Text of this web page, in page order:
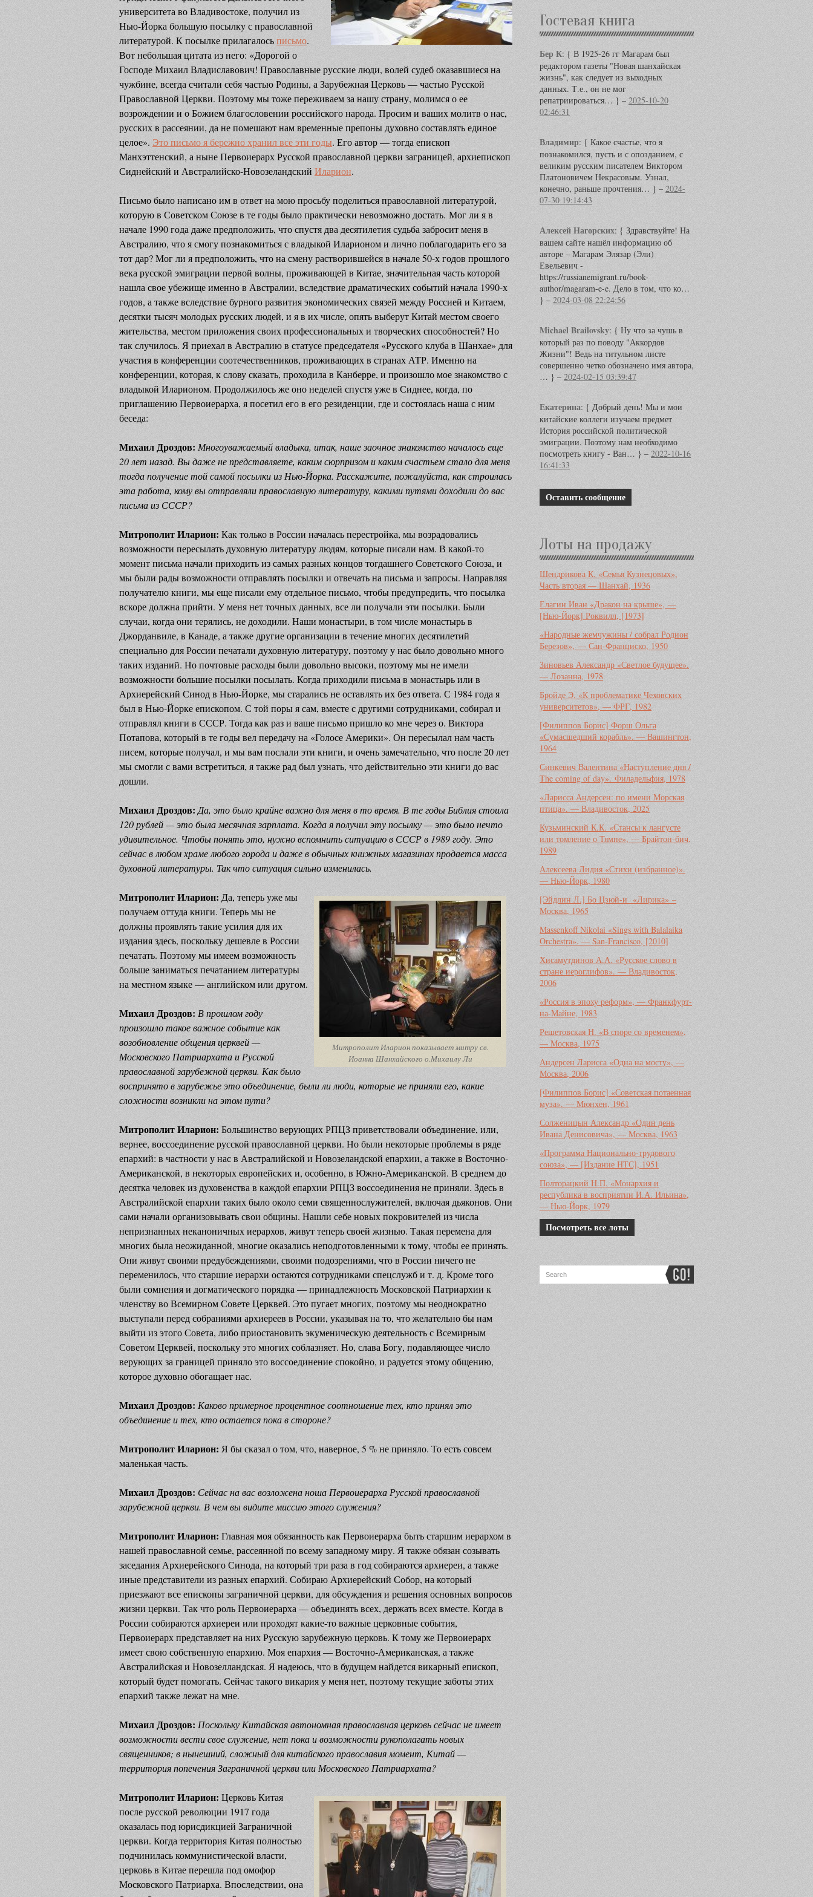
университета во Владивостоке, получил из
Нью-Йорка большую посылку с православной
литературой. К посылке прилагалосьписьмо.
Вот небольшая цитата из него: «Дорогой о
Господе Михаил Владиславович! Православные русские люди, волей судеб оказавшиеся на
чужбине, всегда считали себя частью Родины, а Зарубежная Церковь — частью Русской
Православной Церкви. Поэтому мы тоже переживаем за нашу страну, молимся о ее
возрождении и о Божием благословении российского народа. Просим и ваших молитв о нас,
русских в рассеянии, да не помешают нам временные препоны духовно составлять единое
целое». Это письмо я бережно хранил все эти годы. Его автор — тогда епископ
Манхэттенский, а ныне Первоиерарх Русской православной церкви заграницей, архиепископ
Сиднейский и Австралийско-Новозеландский Иларион.
Письмо было написано им в ответ на мою просьбу поделиться православной литературой,
которую в Советском Союзе в те годы было практически невозможно достать. Мог ли я в
начале 1990 года даже предположить, что спустя два десятилетия судьба забросит меня в
Австралию, что я смогу познакомиться с владыкой Иларионом и лично поблагодарить его за
тот дар? Мог ли я предположить, что на смену растворившейся в начале 50-х годов прошлого
века русской эмиграции первой волны, проживающей в Китае, значительная часть которой
нашла свое убежище именно в Австралии, вследствие драматических событий начала 1990-х
годов, а также вследствие бурного развития экономических связей между Россией и Китаем,
десятки тысяч молодых русских людей, и я в их числе, опять выберут Китай местом своего
жительства, местом приложения своих профессиональных и творческих способностей? Но
так случилось. Я приехал в Австралию в статусе председателя «Русского клуба в Шанхае» для
участия в конференции соотечественников, проживающих в странах АТР. Именно на
конференции, которая, к слову сказать, проходила в Канберре, и произошло мое знакомство с
владыкой Иларионом. Продолжилось же оно неделей спустя уже в Сиднее, когда, по
приглашению Первоиерарха, я посетил его в его резиденции, где и состоялась наша с ним
беседа:
Михаил Дроздов: Многоуважаемый владыка, итак, наше заочное знакомство началось еще
20 лет назад. Вы даже не представляете, каким сюрпризом и каким счастьем стало для меня
тогда получение той самой посылки из Нью-Йорка. Расскажите, пожалуйста, как строилась
эта работа, кому вы отправляли православную литературу, какими путями доходили до вас
письма из СССР?
Митрополит Иларион: Как только в России началась перестройка, мы возрадовались
возможности пересылать духовную литературу людям, которые писали нам. В какой-то
момент письма начали приходить из самых разных концов тогдашнего Советского Союза, и
мы были рады возможности отправлять посылки и отвечать на письма и запросы. Направляя
получателю книги, мы еще писали ему отдельное письмо, чтобы предупредить, что посылка
вскоре должна прийти. У меня нет точных данных, все ли получали эти посылки. Были
случаи, когда они терялись, не доходили. Наши монастыри, в том числе монастырь в
Джорданвиле, в Канаде, а также другие организации в течение многих десятилетий
специально для России печатали духовную литературу, поэтому у нас было довольно много
таких изданий. Но почтовые расходы были довольно высоки, поэтому мы не имели
возможности большие посылки посылать. Когда приходили письма в монастырь или в
Архиерейский Синод в Нью-Йорке, мы старались не оставлять их без ответа. С 1984 года я
был в Нью-Йорке епископом. С той поры я сам, вместе с другими сотрудниками, собирал и
отправлял книги в СССР. Тогда как раз и ваше письмо пришло ко мне через о. Виктора
Потапова, который в те годы вел передачу на «Голосе Америки». Он пересылал нам часть
писем, которые получал, и мы вам послали эти книги, и очень замечательно, что после 20 лет
мы смогли с вами встретиться, я также рад был узнать, что действительно эти книги до вас
дошли.
Михаил Дроздов: Да, это было крайне важно для меня в то время. В те годы Библия стоила
120 рублей — это была месячная зарплата. Когда я получил эту посылку — это было нечто
удивительное. Чтобы понять это, нужно вспомнить ситуацию в СССР в 1989 году. Это
сейчас в любом храме любого города и даже в обычных книжных магазинах продается масса
духовной литературы. Так что ситуация сильно изменилась.
Митрополит Иларион показывает митру св.
Иоанна Шанхайского о.Михаилу Ли
Митрополит Иларион: Да, теперь уже мы
получаем оттуда книги. Теперь мы не
должны проявлять такие усилия для их
издания здесь, поскольку дешевле в России
печатать. Поэтому мы имеем возможность
больше заниматься печатанием литературы
на местном языке — английском или другом.
Михаил Дроздов: В прошлом году
произошло такое важное событие как
возобновление общения церквей —
Московского Патриархата и Русской
православной зарубежной церкви. Как было
воспринято в зарубежье это объединение, были ли люди, которые не приняли его, какие
сложности возникли на этом пути?
Митрополит Иларион: Большинство верующих РПЦЗ приветствовали объединение, или,
вернее, воссоединение русской православной церкви. Но были некоторые проблемы в ряде
епархий: в частности у нас в Австралийской и Новозеландской епархии, а также в Восточно-
Американской, в некоторых европейских и, особенно, в Южно-Американской. В среднем до
десятка человек из духовенства в каждой епархии РПЦЗ воссоединения не приняли. Здесь в
Австралийской епархии таких было около семи священнослужителей, включая дьяконов. Они
сами начали организовывать свои общины. Нашли себе новых покровителей из числа
непризнанных неканоничных иерархов, живут теперь своей жизнью. Такая перемена для
многих была неожиданной, многие оказались неподготовленными к тому, чтобы ее принять.
Они живут своими предубеждениями, своими подозрениями, что в России ничего не
переменилось, что старшие иерархи остаются сотрудниками спецслужб и т. д. Кроме того
были сомнения и догматического порядка — принадлежность Московской Патриархии к
членству во Всемирном Совете Церквей. Это пугает многих, поэтому мы неоднократно
выступали перед собраниями архиереев в России, указывая на то, что желательно бы нам
выйти из этого Совета, либо приостановить экуменическую деятельность с Всемирным
Советом Церквей, поскольку это многих соблазняет. Но, слава Богу, подавляющее число
верующих за границей приняло это воссоединение спокойно, и радуется этому общению,
которое духовно обогащает нас.
Михаил Дроздов: Каково примерное процентное соотношение тех, кто принял это
объединение и тех, кто остается пока в стороне?
Митрополит Иларион: Я бы сказал о том, что, наверное, 5 % не приняло. То есть совсем
маленькая часть.
Михаил Дроздов: Сейчас на вас возложена ноша Первоиерарха Русской православной
зарубежной церкви. В чем вы видите миссию этого служения?
Митрополит Иларион: Главная моя обязанность как Первоиерарха быть старшим иерархом в
нашей православной семье, рассеянной по всему западному миру. Я также обязан созывать
заседания Архиерейского Синода, на который три раза в год собираются архиереи, а также
иные представители из разных епархий. Собираю Архиерейский Собор, на который
приезжают все епископы заграничной церкви, для обсуждения и решения основных вопросов
жизни церкви. Так что роль Первоиерарха — объединять всех, держать всех вместе. Когда в
России собираются архиереи или проходят какие-то важные церковные события,
Первоиерарх представляет на них Русскую зарубежную церковь. К тому же Первоиерарх
имеет свою собственную епархию. Моя епархия — Восточно-Американская, а также
Австралийская и Новозелландская. Я надеюсь, что в будущем найдется викарный епископ,
который будет помогать. Сейчас такого викария у меня нет, поэтому текущие заботы этих
епархий также лежат на мне.
Михаил Дроздов: Поскольку Китайская автономная православная церковь сейчас не имеет
возможности вести свое служение, нет пока и возможности рукополагать новых
священников; в нынешний, сложный для китайского православия момент, Китай —
территория попечения Заграничной церкви или Московского Патриархата?
Митрополит Иларион: Церковь Китая
после русской революции 1917 года
оказалась под юрисдикцией Заграничной
церкви. Когда территория Китая полностью
подчинилась коммунистической власти,
церковь в Китае перешла под омофор
Московского Патриарха. Впоследствии, она
Гостевая книга
Бер К: { В 1925-26 гг Магарам был
редактором газеты "Новая шанхайская
жизнь", как следует из выходных
данных. Т.е., он не мог
репатриироваться… } – 2025-10-20
02:46:31
Владимир: { Какое счастье, что я
познакомился, пусть и с опозданием, с
великим русским писателем Виктором
Платоновичем Некрасовым. Узнал,
конечно, раньше прочтения… } – 2024-
07-30 19:14:43
Алексей Нагорских: { Здравствуйте! На
вашем сайте нашёл информацию об
авторе – Магарам Элязар (Эли)
Евельевич -
https://russianemigrant.ru/book-
author/magaram-e-e. Дело в том, что ко…
} – 2024-03-08 22:24:56
Michael Brailovsky: { Ну что за чушь в
который раз по поводу "Аккордов
Жизни"! Ведь на титульном листе
совершенно четко обозначено имя автора,
… } – 2024-02-15 03:39:47
Екатерина: { Добрый день! Мы и мои
китайские коллеги изучаем предмет
История российской политической
эмиграции. Поэтому нам необходимо
посмотреть книгу - Ван… } – 2022-10-16
16:41:33
Оставить сообщение
Лоты на продажу
Шендрикова К. «Семья Кузнецовых»,
Часть вторая — Шанхай, 1936
Елагин Иван «Дракон на крыше», —
[Нью-Йорк] Роквилл, [1973]
«Народные жемчужины / собрал Родион
Березов», — Сан-Франциско, 1950
Зиновьев Александр «Светлое будущее».
— Лозанна, 1978
Бройде Э. «К проблематике Чеховских
университетов», — ФРГ, 1982
[Филиппов Борис] Форш Ольга
«Сумасшедший корабль». — Вашингтон,
1964
Синкевич Валентина «Наступление дня /
The coming of day». Филадельфия, 1978
«Ларисса Андерсен: по имени Морская
птица». — Владивосток, 2025
Кузьминский К.К. «Стансы к лангусте
или томление о Тямпе», — Брайтон-бич,
1989
Алексеева Лидия «Стихи (избранное)».
— Нью-Йорк, 1980
[Эйдлин Л.] Бо Цзюй-и «Лирика» –
Москва, 1965
Massenkoff Nikolai «Sings with Balalaika
Orchestra». — San-Francisco, [2010]
Хисамутдинов А.А. «Русское слово в
стране иероглифов». — Владивосток,
2006
«Россия в эпоху реформ», — Франкфурт-
на-Майне, 1983
Решетовская Н. «В споре со временем»,
— Москва, 1975
Андерсен Ларисса «Одна на мосту», —
Москва, 2006
[Филиппов Борис] «Советская потаенная
муза». — Мюнхен, 1961
Солженицын Александр «Один день
Ивана Денисовича», — Москва, 1963
«Программа Национально-трудового
союза», — [Издание НТС], 1951
Полторацкий Н.П. «Монархия и
республика в восприятии И.А. Ильина»,
— Нью-Йорк, 1979
Посмотреть все лоты